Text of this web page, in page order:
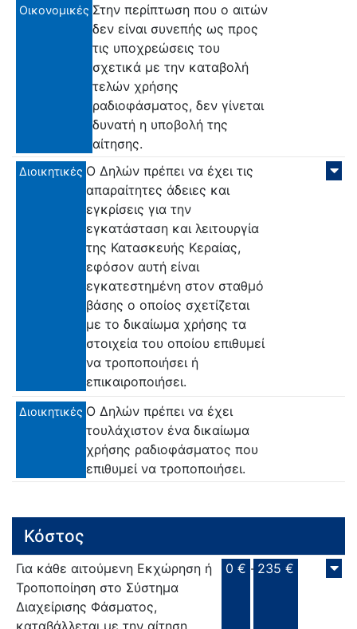
Οικονομικές Στην περίπτωση που ο αιτών
δεν είναι συνεπής ως προς
τις υποχρεώσεις του
σχετικά με την καταβολή
τελών χρήσης
ραδιοφάσματος, δεν γίνεται
δυνατή η υποβολή της
αίτησης.
Διοικητικές Ο Δηλών πρέπει να έχει τις
απαραίτητες άδειες και
εγκρίσεις για την
εγκατάσταση και λειτουργία
της Κατασκευής Κεραίας,
εφόσον αυτή είναι
εγκατεστημένη στον σταθμό
βάσης ο οποίος σχετίζεται
με το δικαίωμα χρήσης τα
στοιχεία του οποίου επιθυμεί
να τροποποιήσει ή
επικαιροποιήσει.
Διοικητικές Ο Δηλών πρέπει να έχει
τουλάχιστον ένα δικαίωμα
χρήσης ραδιοφάσματος που
επιθυμεί να τροποποιήσει.
Κόστος
Για κάθε αιτούµενη Εκχώρηση ή
Τροποποίηση στο Σύστημα
Διαχείρισης Φάσματος,
0 € - 235 €